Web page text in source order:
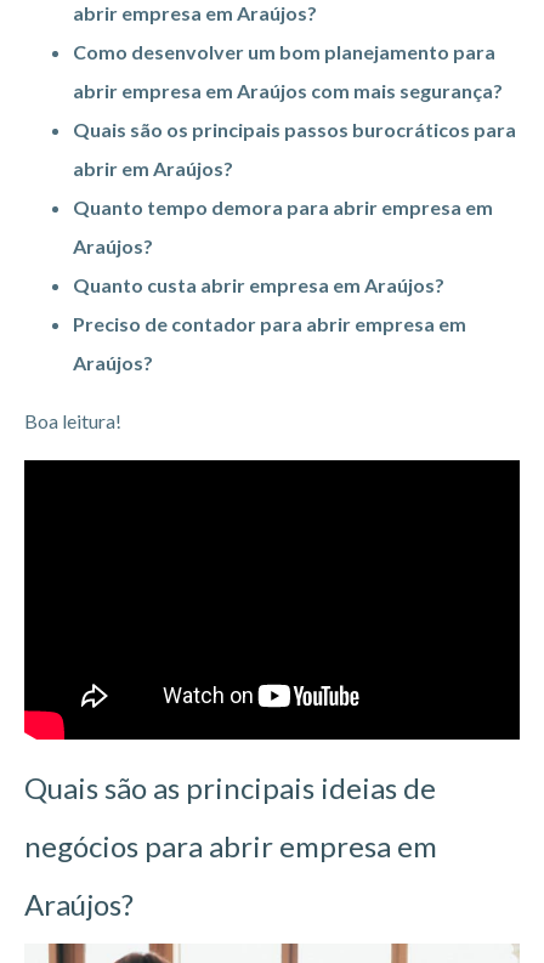
abrir empresa em Araújos?
Como desenvolver um bom planejamento para
abrir empresa em Araújos com mais segurança?
Quais são os principais passos burocráticos para
abrir em Araújos?
Quanto tempo demora para abrir empresa em
Araújos?
Quanto custa abrir empresa em Araújos?
Preciso de contador para abrir empresa em
Araújos?
Boa leitura!
Quais são as principais ideias de
negócios para abrir empresa em
Araújos?